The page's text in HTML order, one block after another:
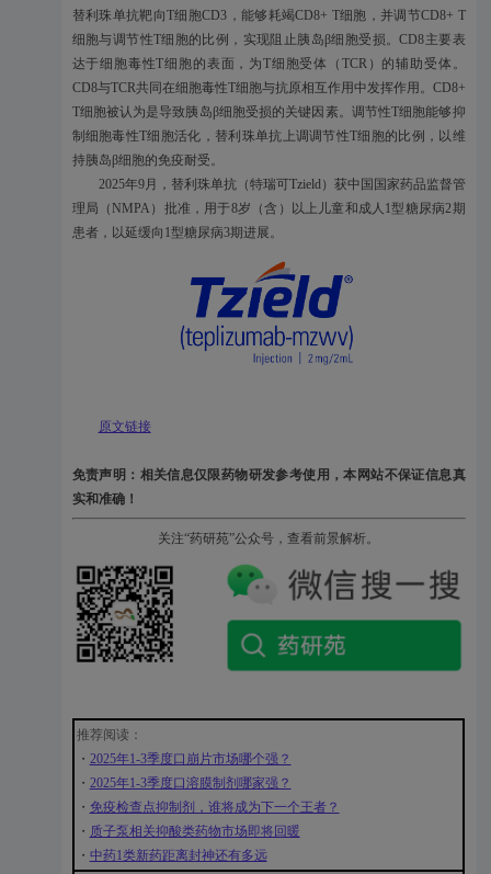
替利珠单抗靶向T细胞CD3，能够耗竭CD8+ T细胞，并调节CD8+ T
细胞与调节性T细胞的比例，实现阻止胰岛β细胞受损。CD8主要表
达于细胞毒性T细胞的表面，为T细胞受体（TCR）的辅助受体。
CD8与TCR共同在细胞毒性T细胞与抗原相互作用中发挥作用。CD8+
T细胞被认为是导致胰岛β细胞受损的关键因素。调节性T细胞能够抑
制细胞毒性T细胞活化，替利珠单抗上调调节性T细胞的比例，以维
持胰岛β细胞的免疫耐受。
2025年9月，替利珠单抗（特瑞可Tzield）获中国国家药品监督管
理局（NMPA）批准，用于8岁（含）以上儿童和成人1型糖尿病2期
患者，以延缓向1型糖尿病3期进展。
原文链接
免责声明：相关信息仅限药物研发参考使用，本网站不保证信息真
实和准确！
关注“药研苑”公众号，查看前景解析。
推荐阅读：
・ 2025年1-3季度口崩片市场哪个强？
・ 2025年1-3季度口溶膜制剂哪家强？
・ 免疫检查点抑制剂，谁将成为下一个王者？
・ 质子泵相关抑酸类药物市场即将回暖
・ 中药1类新药距离封神还有多远